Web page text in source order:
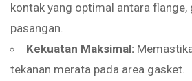
kontak yang optimal antara flange,
pasangan.
Kekuatan Maksimal:
tekanan merata pada area gasket.